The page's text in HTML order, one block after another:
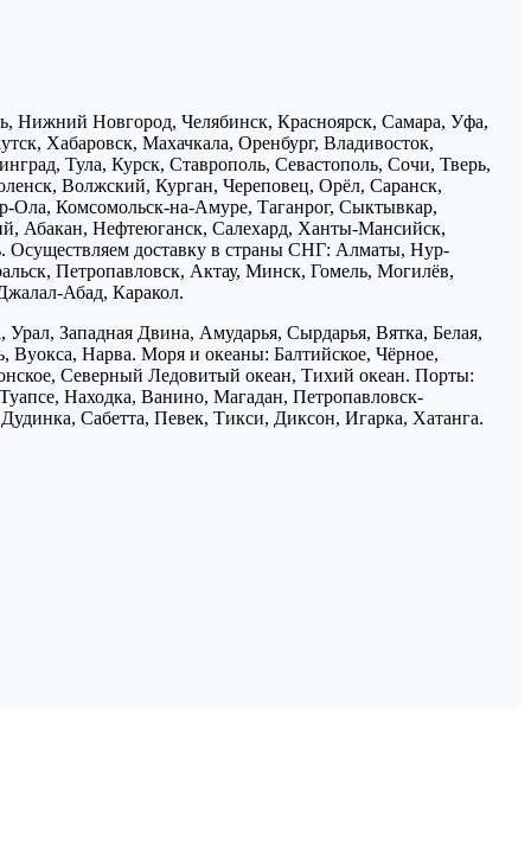
Нижний Новгород, Челябинск, Красноярск, Самара, Уфа,
Хабаровск, Махачкала, Оренбург, Владивосток,
Тула, Курск, Ставрополь, Севастополь, Сочи, Тверь,
Волжский, Курган, Череповец, Орёл, Саранск,
Ола, Комсомольск-на-Амуре, Таганрог, Сыктывкар,
Абакан, Нефтеюганск, Салехард, Ханты-Мансийск,
доставку в страны СНГ: Алматы, Нур-
Петропавловск, Актау, Минск, Гомель, Могилёв,
Абад, Каракол.
Западная Двина, Амударья, Сырдарья, Вятка, Белая,
Нарва. Моря и океаны: Балтийское, Чёрное,
Северный Ледовитый океан, Тихий океан. Порты:
Находка, Ванино, Магадан, Петропавловск-
Сабетта, Певек, Тикси, Диксон, Игарка, Хатанга.